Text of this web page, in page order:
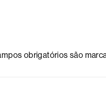
obrigatórios são